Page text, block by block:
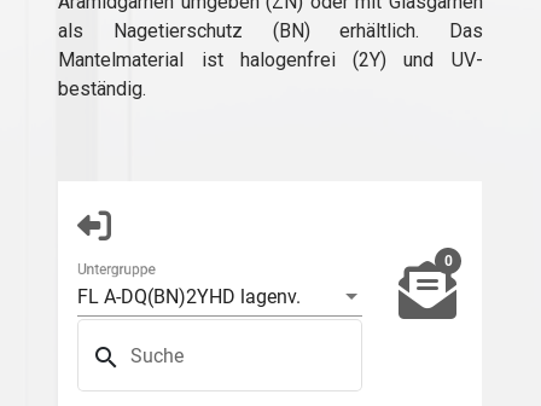
als Nagetierschutz (BN) erhältlich. Das
Mantelmaterial ist halogenfrei (2Y) und UV-
beständig.